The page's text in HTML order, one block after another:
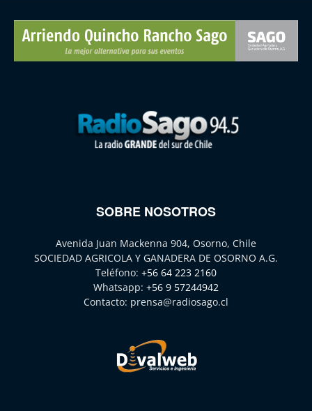
SOBRE NOSOTROS
Avenida Juan Mackenna 904, Osorno, Chile
SOCIEDAD AGRICOLA Y GANADERA DE OSORNO A.G.
Teléfono: +56 64 223 2160
Whatsapp: +56 9 57244942
Contacto: prensa@radiosago.cl